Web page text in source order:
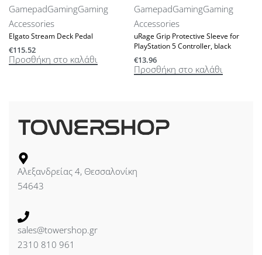
GamepadGamingGaming
Accessories
Elgato Stream Deck Pedal
€115.52
Προσθήκη στο καλάθι
GamepadGamingGaming
Accessories
uRage Grip Protective Sleeve for
PlayStation 5 Controller, black
€13.96
Προσθήκη στο καλάθι
Αλεξανδρείας 4, Θεσσαλονίκη
54643
sales@towershop.gr
2310 810 961